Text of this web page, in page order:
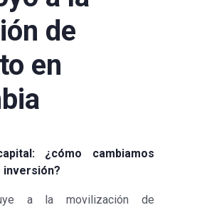
de
en
¿cómo cambiamos
inversión?
a la movilización de